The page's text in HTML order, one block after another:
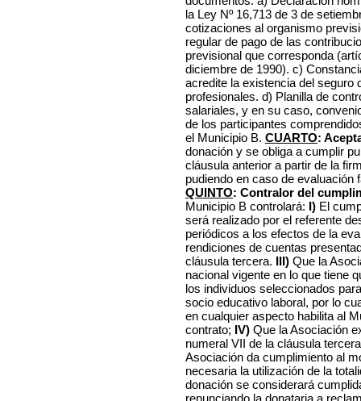
la Ley Nº 16,713 de 3 de
cotizaciones al organismo
regular de pago de las
previsional que corresponda
diciembre de 1990). c)
acredite la existencia del seguro
profesionales. d) Planilla de
salariales, y en su caso,
de los participantes
el Municipio B. CUARTO:
donación y se obliga a cumplir
cláusula anterior a partir de la
pudiendo en caso de
QUINTO: Contralor del
Municipio B controlará: I) El
será realizado por el referente
periódicos a los efectos de la
rendiciones de cuentas
cláusula tercera. III) Que la
nacional vigente en lo que tiene
los individuos seleccionados
socio educativo laboral, por lo
en cualquier aspecto habilita al
contrato; IV) Que la Asociación
numeral VII de la cláusula
Asociación da cumplimiento al
necesaria la utilización de la
donación se considerará
renunciando la donataria a